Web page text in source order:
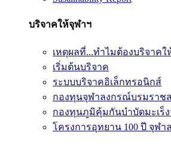
บริจาคให้จุฬาฯ
เหตุผลที่...ทำไมต้องบริจาคใ
เริ่มต้นบริจาค
ระบบบริจาคอิเล็กทรอนิกส์
กองทุนจุฬาลงกรณ์บรมราช
กองทุนภูมิคุ้มกันบำบัดมะเร็ง
โครงการอุทยาน 100 ปี จุฬ